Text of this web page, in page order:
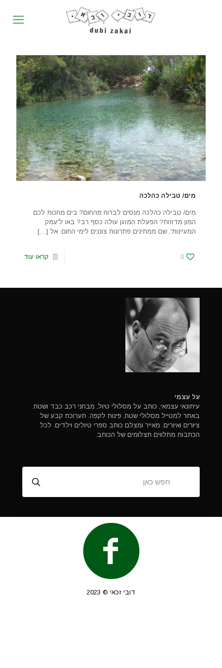
מים/ טבילה כהלכה
מים/ טבילה כהלכה מנסים לברוח מהחום? בים מחכות לכם
המון מדוזות? הפעלת המזגן עולה כסף רב? באו ל'עמק
המעיינות', שם ממתינים פתרונות צוננים לימי החום. אל […]
0 קראו עוד
על עצמי
עיתונאי עצמאי, כותב על מסלולי טיול, מבחני רכב כבד ושטח.
באתר למטייל מסלולי שטח, פינות לקפה. תערוכת קבע של
ציורים ואיורים. מאייר ומצלם כותב ספרי טיולים וילדים. לכל
הכתבות מתלווים תצלומים של הכותב.
דובי זכאי © 2023